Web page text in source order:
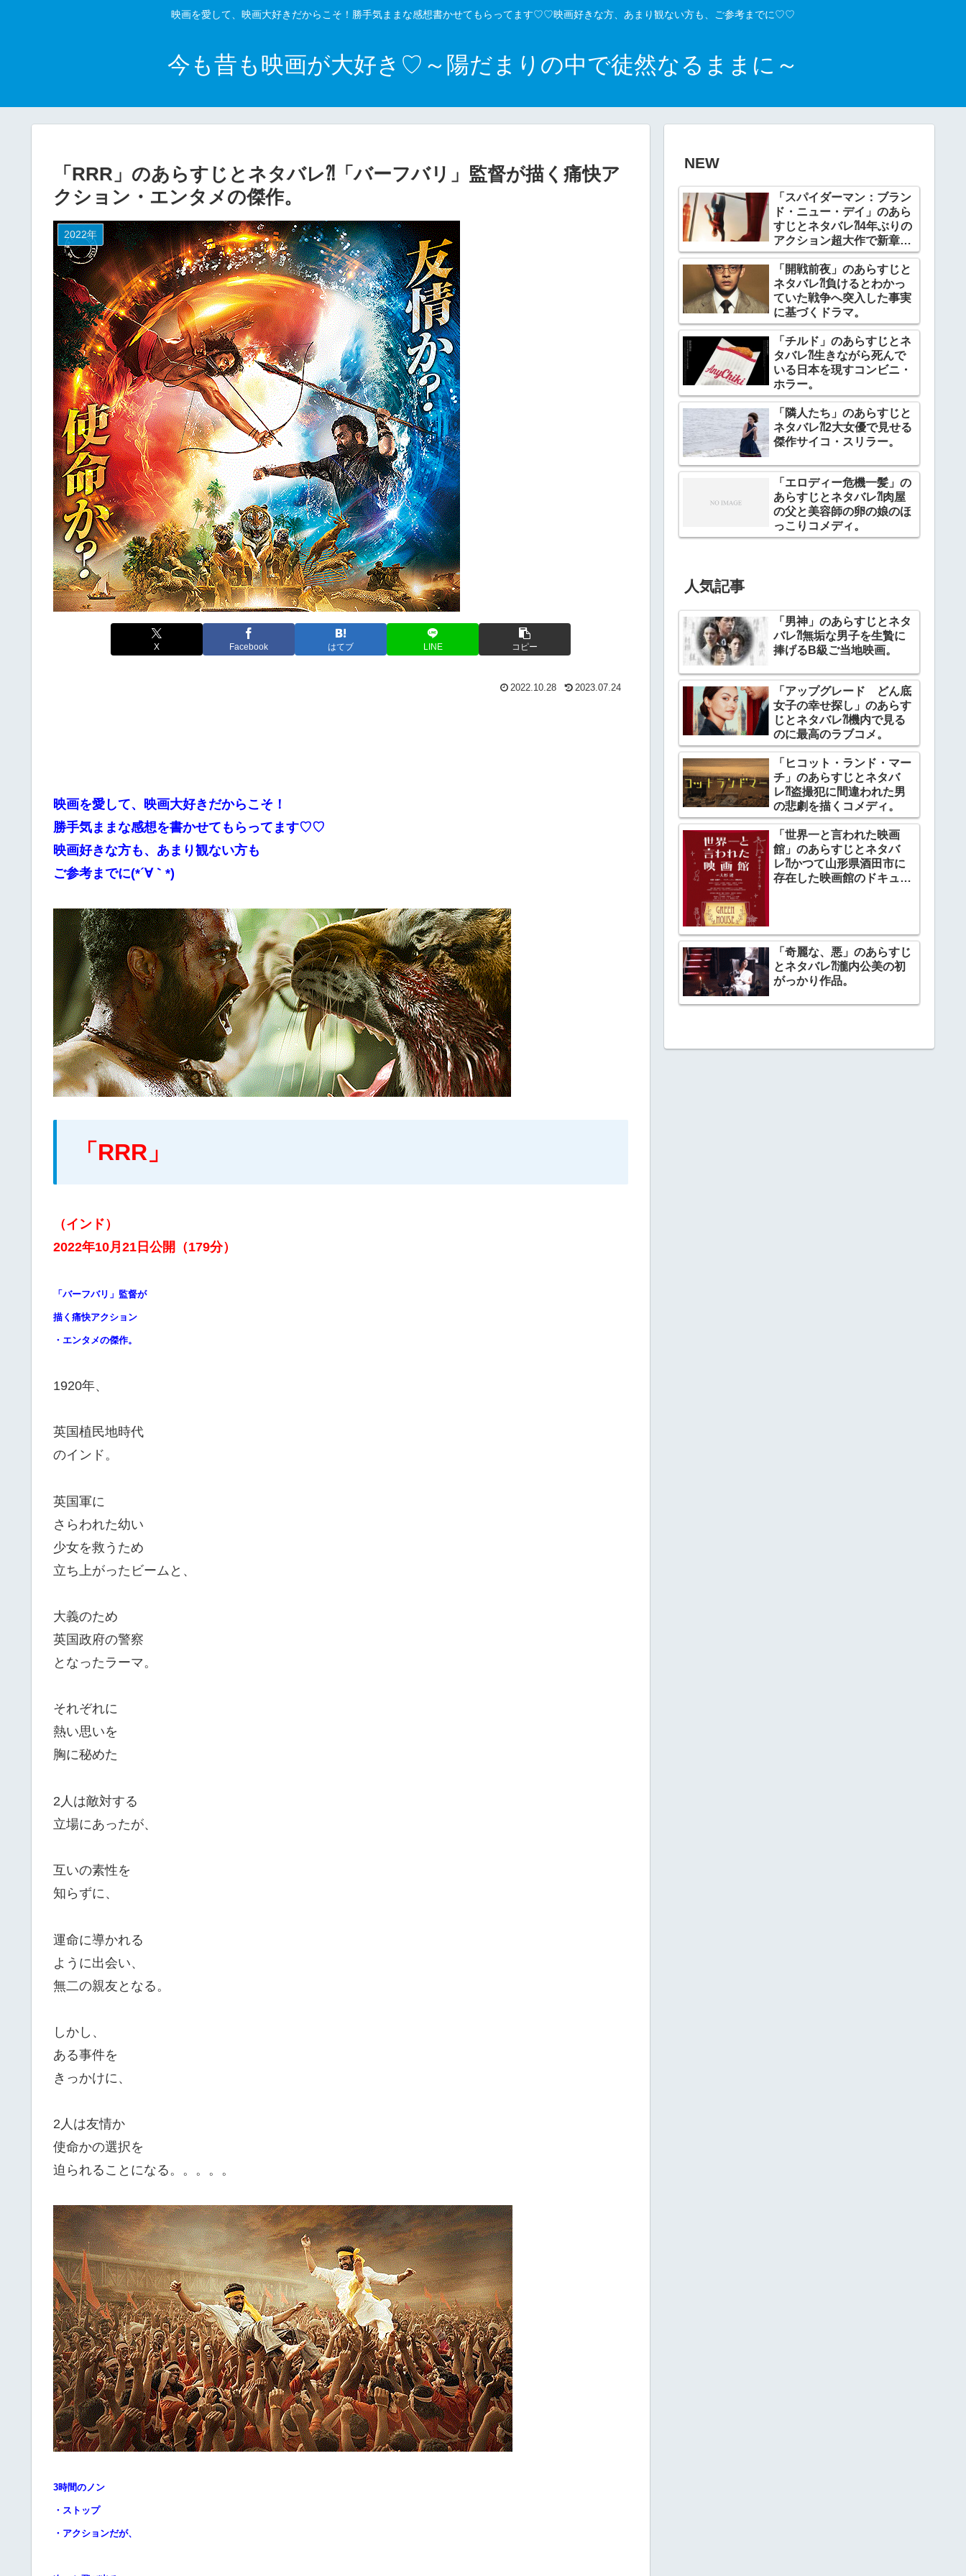
映画を愛して、映画大好きだからこそ！勝手気ままな感想書かせてもらってます♡♡映画好きな方、あまり観ない方も、ご参考までに♡♡
今も昔も映画が大好き♡～陽だまりの中で徒然なるままに～
「RRR」のあらすじとネタバレ⁈「バーフバリ」監督が描く痛快ア
クション・エンタメの傑作。
2022年
X Facebook はてブ LINE コピー
2022.10.28 2023.07.24
映画を愛して、映画大好きだからこそ！
勝手気ままな感想を書かせてもらってます♡♡
映画好きな方も、あまり観ない方も
ご参考までに(*´∀｀*)
「RRR」
（インド）
2022年10月21日公開（179分）
「バーフバリ」監督が
描く痛快アクション
・エンタメの傑作。
1920年、
英国植民地時代
のインド。
英国軍に
さらわれた幼い
少女を救うため
立ち上がったビームと、
大義のため
英国政府の警察
となったラーマ。
それぞれに
熱い思いを
胸に秘めた
2人は敵対する
立場にあったが、
互いの素性を
知らずに、
運命に導かれる
ように出会い、
無二の親友となる。
しかし、
ある事件を
きっかけに、
2人は友情か
使命かの選択を
迫られることになる。。。。。
3時間のノン
・ストップ
・アクションだが、
NEW
「スパイダーマン：ブラン
ド・ニュー・デイ」のあら
すじとネタバレ⁈4年ぶりの
アクション超大作で新章開
幕。
「開戦前夜」のあらすじと
ネタバレ⁈負けるとわかっ
ていた戦争へ突入した事実
に基づくドラマ。
「チルド」のあらすじとネ
タバレ⁈生きながら死んで
いる日本を現すコンビニ・
ホラー。
「隣人たち」のあらすじと
ネタバレ⁈2大女優で見せる
傑作サイコ・スリラー。
「エロディー危機一髪」の
あらすじとネタバレ⁈肉屋
の父と美容師の卵の娘のほ
っこりコメディ。
人気記事
「男神」のあらすじとネタ
バレ⁈無垢な男子を生贄に
捧げるB級ご当地映画。
「アップグレード どん底
女子の幸せ探し」のあらす
じとネタバレ⁈機内で見る
のに最高のラブコメ。
「ヒコット・ランド・マー
チ」のあらすじとネタバ
レ⁈盗撮犯に間違われた男
の悲劇を描くコメディ。
「世界一と言われた映画
館」のあらすじとネタバ
レ⁈かつて山形県酒田市に
存在した映画館のドキュメ
「奇麗な、悪」のあらすじ
とネタバレ⁈瀧内公美の初
がっかり作品。